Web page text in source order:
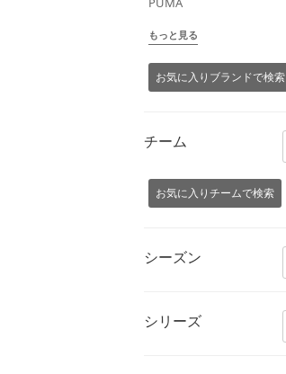
もっと見る
お気に入りブランドで検索
チーム
お気に入りチームで検索
シーズン
シリーズ